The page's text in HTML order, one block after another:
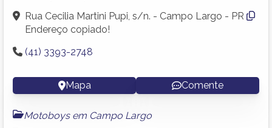
Rua Cecilia Martini Pupi, s/n. - Campo Largo - PR
Endereço copiado!
(41) 3393-2748
Mapa Comente
Motoboys em Campo Largo